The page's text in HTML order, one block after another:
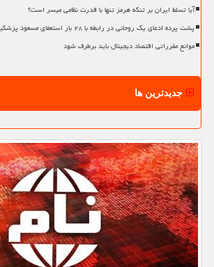
آیا تسلط ایران بر تنگه هرمز تنها با قدرت نظامی میسر است؟
پشت پرده ادعای یک روحانی در رابطه با ۲۸ بار استعفای مسعود پزشکیان
موانع مقرراتی اقتصاد دیجیتال باید برطرف شود
جدیدترین ها